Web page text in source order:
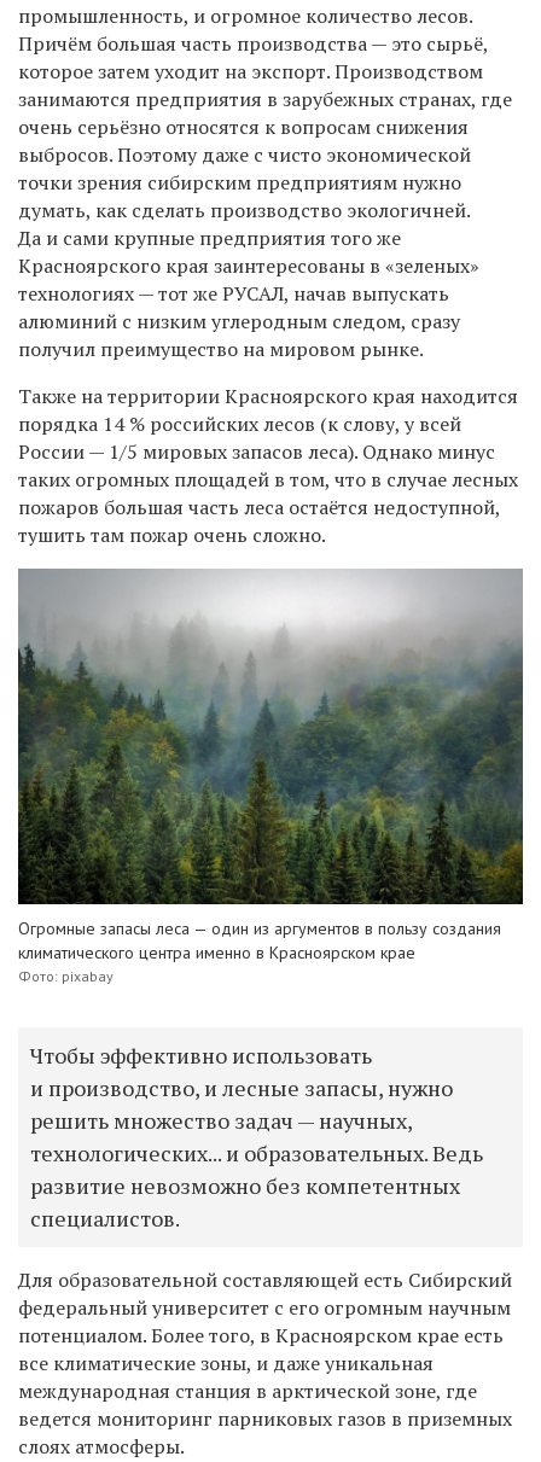
промышленность, и огромное количество лесов.
Причём большая часть производства — это сырьё,
которое затем уходит на экспорт. Производством
занимаются предприятия в зарубежных странах, где
очень серьёзно относятся к вопросам снижения
выбросов. Поэтому даже с чисто экономической
точки зрения сибирским предприятиям нужно
думать, как сделать производство экологичней.
Да и сами крупные предприятия того же
Красноярского края заинтересованы в «зеленых»
технологиях — тот же РУСАЛ, начав выпускать
алюминий с низким углеродным следом, сразу
получил преимущество на мировом рынке.
Также на территории Красноярского края находится
порядка 14 % российских лесов (к слову, у всей
России — 1/5 мировых запасов леса). Однако минус
таких огромных площадей в том, что в случае лесных
пожаров большая часть леса остаётся недоступной,
тушить там пожар очень сложно.
Огромные запасы леса — один из аргументов в пользу создания
климатического центра именно в Красноярском крае
Фото: pixabay
Чтобы эффективно использовать
и производство, и лесные запасы, нужно
решить множество задач — научных,
технологических... и образовательных. Ведь
развитие невозможно без компетентных
специалистов.
Для образовательной составляющей есть Сибирский
федеральный университет с его огромным научным
потенциалом. Более того, в Красноярском крае есть
все климатические зоны, и даже уникальная
международная станция в арктической зоне, где
ведется мониторинг парниковых газов в приземных
слоях атмосферы.